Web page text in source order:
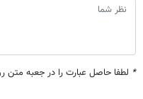
* لطفا حاصل عبارت را در جعبه متن